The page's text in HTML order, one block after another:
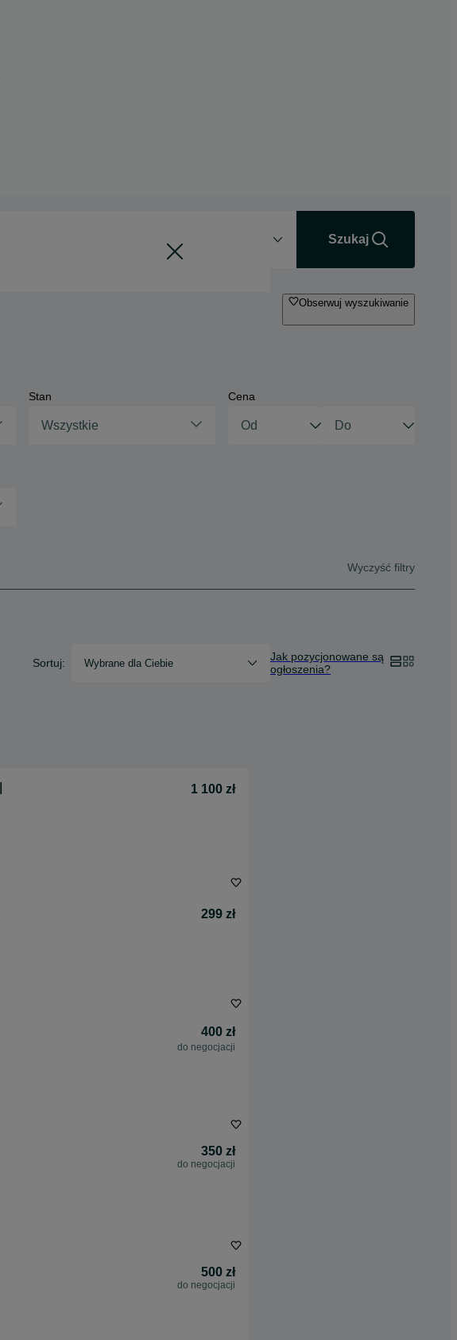
Szukaj
Obserwuj wyszukiwanie
Stan
Wszystkie
Cena
Wyczyść filtry
Sortuj: Wybrane dla Ciebie
Jak pozycjonowane są
ogłoszenia?
1 100 zł
299 zł
400 zł
do negocjacji
350 zł
do negocjacji
500 zł
do negocjacji